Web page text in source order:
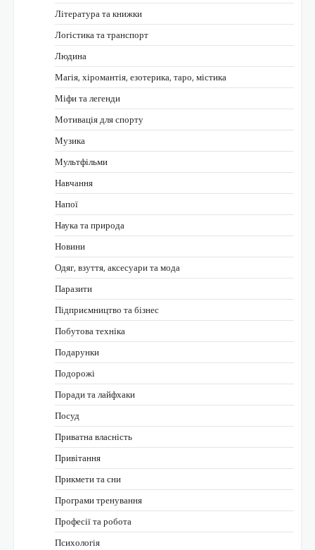
Література та книжки
Логістика та транспорт
Людина
Магія, хіромантія, езотерика, таро, містика
Міфи та легенди
Мотивація для спорту
Музика
Мультфільми
Навчання
Напої
Наука та природа
Новини
Одяг, взуття, аксесуари та мода
Паразити
Підприємництво та бізнес
Побутова техніка
Подарунки
Подорожі
Поради та лайфхаки
Посуд
Приватна власність
Привітання
Прикмети та сни
Програми тренування
Професії та робота
Психологія